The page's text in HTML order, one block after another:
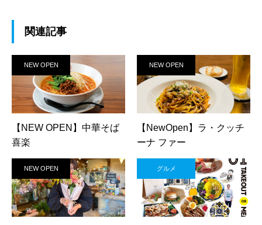
関連記事
NEW OPEN
【NEW OPEN】中華そば
喜楽
NEW OPEN
【NewOpen】ラ・クッチ
ーナ ファー
NEW OPEN グルメ